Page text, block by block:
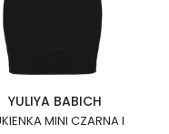
YULIYA BABICH
MINI CZARNA I